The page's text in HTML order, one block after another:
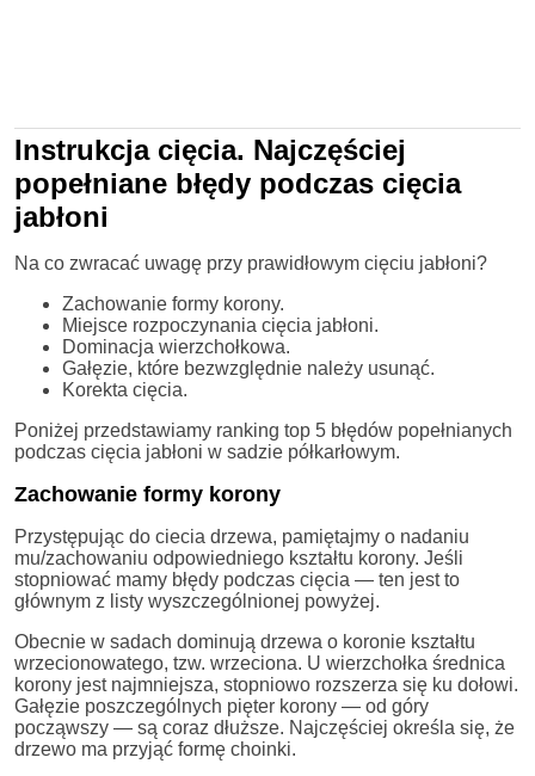
Instrukcja cięcia. Najczęściej
popełniane błędy podczas cięcia
jabłoni
Na co zwracać uwagę przy prawidłowym cięciu jabłoni?
Zachowanie formy korony.
Miejsce rozpoczynania cięcia jabłoni.
Dominacja wierzchołkowa.
Gałęzie, które bezwzględnie należy usunąć.
Korekta cięcia.
Poniżej przedstawiamy ranking top 5 błędów popełnianych
podczas cięcia jabłoni w sadzie półkarłowym.
Zachowanie formy korony
Przystępując do ciecia drzewa, pamiętajmy o nadaniu
mu/zachowaniu odpowiedniego kształtu korony. Jeśli
stopniować mamy błędy podczas cięcia — ten jest to
głównym z listy wyszczególnionej powyżej.
Obecnie w sadach dominują drzewa o koronie kształtu
wrzecionowatego, tzw. wrzeciona. U wierzchołka średnica
korony jest najmniejsza, stopniowo rozszerza się ku dołowi.
Gałęzie poszczególnych pięter korony — od góry
począwszy — są coraz dłuższe. Najczęściej określa się, że
drzewo ma przyjąć formę choinki.